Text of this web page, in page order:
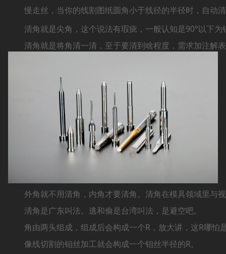
慢走丝，当你的线割图纸圆角小于线径的半径时，自动
清角就是尖角，这个说法有瑕疵，一般认知是90°以下为
清角就是将角清一清，至于要清到啥程度，需求加注解表
外角就不用清角，内角才要清角。清角在模具领域里与
清角是广东叫法。逃和偷是台湾叫法，是避空吧。
角由两头组成，组成后会构成一个R，放大讲，这R哪怕
像线切割的钼丝加工就会构成一个钼丝半径的R。